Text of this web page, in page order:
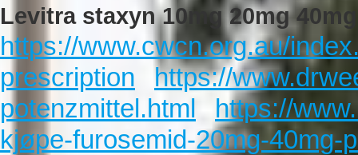
Levitra staxyn 10mg 20mg
https://www.cwcn.org.au/
prescription
https://
potenzmittel.html
https://
kjøpe-furosemid-20mg-40mg-